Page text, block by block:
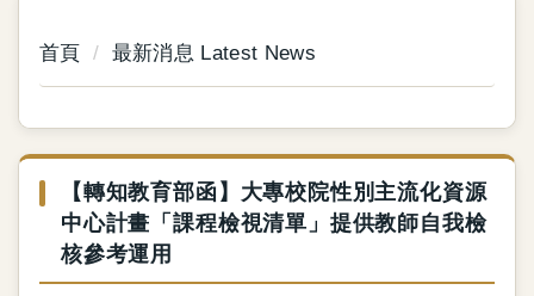
首頁 最新消息 Latest News
【轉知教育部函】大專校院性別主流化資源
中心計畫「課程檢視清單」提供教師自我檢
核參考運用